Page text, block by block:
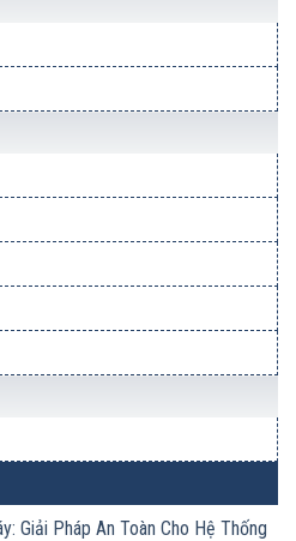
Giải Pháp An Toàn Cho Hệ Thống